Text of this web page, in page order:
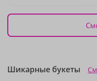
Шикарные букеты